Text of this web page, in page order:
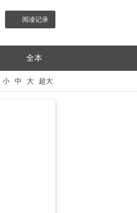
阅读记录
全本
小 中 大 超大